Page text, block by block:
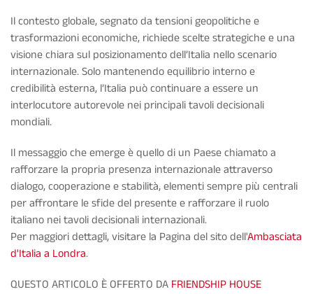
Il contesto globale, segnato da tensioni geopolitiche e
trasformazioni economiche, richiede scelte strategiche e una
visione chiara sul posizionamento dell’Italia nello scenario
internazionale. Solo mantenendo equilibrio interno e
credibilità esterna, l’Italia può continuare a essere un
interlocutore autorevole nei principali tavoli decisionali
mondiali.
Il messaggio che emerge è quello di un Paese chiamato a
rafforzare la propria presenza internazionale attraverso
dialogo, cooperazione e stabilità, elementi sempre più centrali
per affrontare le sfide del presente e rafforzare il ruolo
italiano nei tavoli decisionali internazionali.
Per maggiori dettagli, visitare la Pagina del sito dell'Ambasciata
d'Italia a Londra.
QUESTO ARTICOLO È OFFERTO DA FRIENDSHIP HOUSE